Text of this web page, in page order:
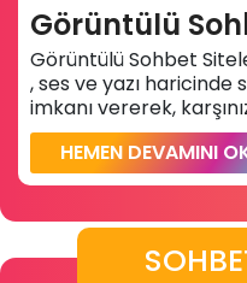
Görüntülü
Görüntülü Sohbet
, ses ve yazı
imkanı vererek,
HEMEN DEVAMINI